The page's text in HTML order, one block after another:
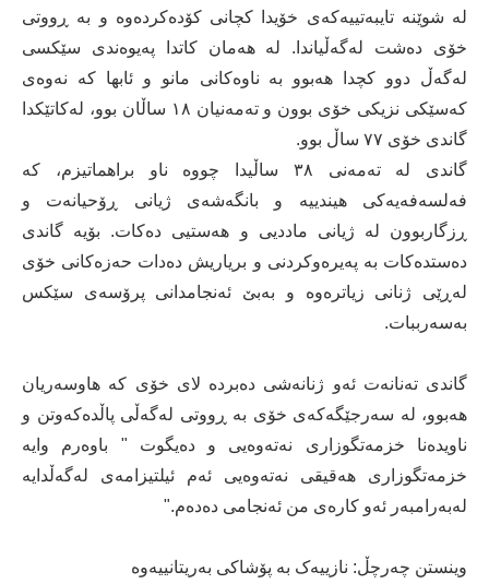
لە شوێنە تایبەتییەکەی خۆیدا کچانی کۆدەکردەوە و بە ڕووتی
خۆی دەشت لەگەڵیاندا. لە هەمان کاتدا پەیوەندی سێکسی
لەگەڵ دوو کچدا هەبوو بە ناوەکانی مانو و ئابها کە نەوەی
کەسێکی نزیکی خۆی بوون و تەمەنیان ١٨ ساڵان بوو، لەکاتێکدا
گاندی خۆی ٧٧ ساڵ بوو.
گاندی لە تەمەنی ٣٨ ساڵیدا چووە ناو براهماتیزم، کە
فەلسەفەیەکی هیندییە و بانگەشەی ژیانی ڕۆحیانەت و
ڕزگاربوون لە ژیانی ماددیی و هەستیی دەکات. بۆیە گاندی
دەستدەکات بە پەیرەوکردنی و بریاریش دەدات حەزەکانی خۆی
لەڕێی ژنانی زیاترەوە و بەبێ ئەنجامدانی پرۆسەی سێکس
بەسەرببات.
گاندی تەنانەت ئەو ژنانەشی دەبردە لای خۆی کە هاوسەریان
هەبوو، لە سەرجێگەکەی خۆی بە ڕووتی لەگەڵی پاڵدەکەوتن و
ناویدەنا خزمەتگوزاری نەتەوەیی و دەیگوت " باوەرم وایە
خزمەتگوزاری هەقیقی نەتەوەیی ئەم ئیلتیزامەی لەگەڵدایە
لەبەرامبەر ئەو کارەی من ئەنجامی دەدەم."
وینستن چەرچڵ: نازییەک بە پۆشاکی بەریتانییەوە